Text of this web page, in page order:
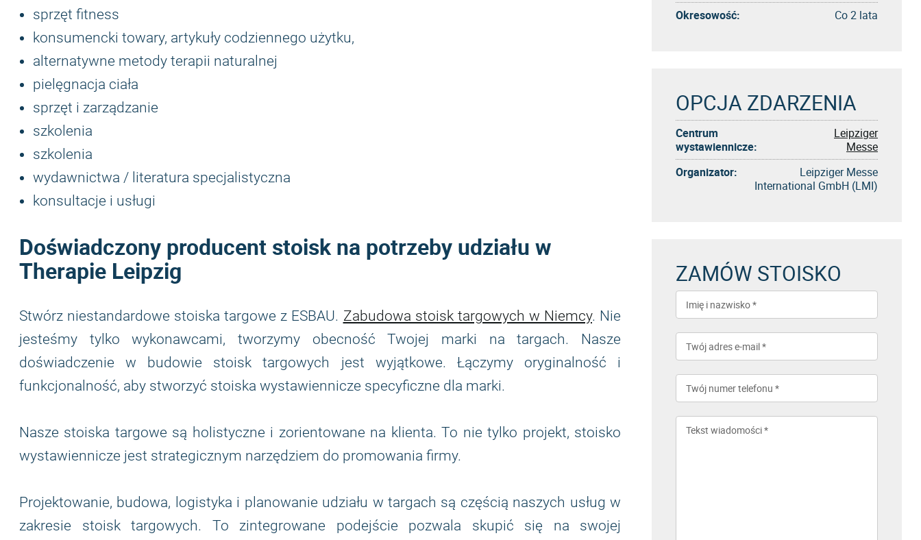
sprzęt fitness
konsumencki towary, artykuły codziennego użytku,
alternatywne metody terapii naturalnej
pielęgnacja ciała
sprzęt i zarządzanie
szkolenia
szkolenia
wydawnictwa / literatura specjalistyczna
konsultacje i usługi
Doświadczony producent stoisk na potrzeby udziału w
Therapie Leipzig
Stwórz niestandardowe stoiska targowe z ESBAU. Zabudowa stoisk targowych w Niemcy. Nie
jesteśmy tylko wykonawcami, tworzymy obecność Twojej marki na targach. Nasze
doświadczenie w budowie stoisk targowych jest wyjątkowe. Łączymy oryginalność i
funkcjonalność, aby stworzyć stoiska wystawiennicze specyficzne dla marki.
Nasze stoiska targowe są holistyczne i zorientowane na klienta. To nie tylko projekt, stoisko
wystawiennicze jest strategicznym narzędziem do promowania firmy.
Projektowanie, budowa, logistyka i planowanie udziału w targach są częścią naszych usług w
zakresie stoisk targowych. To zintegrowane podejście pozwala skupić się na swojej
Okresowość:
Co 2 lata
OPCJA ZDARZENIA
Centrum
wystawiennicze:
Leipziger
Messe
Organizator:
Leipziger Messe
International GmbH (LMI)
ZAMÓW STOISKO